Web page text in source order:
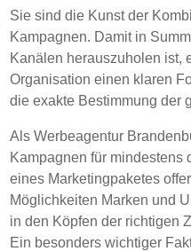
Sie sind die Kunst der
Kampagnen. Damit in
Kanälen herauszuholen ist,
Organisation einen klaren
die exakte Bestimmung der
Als Werbeagentur
Kampagnen für mindestens
eines Marketingpaketes
Möglichkeiten Marken und
in den Köpfen der richtigen
Ein besonders wichtiger